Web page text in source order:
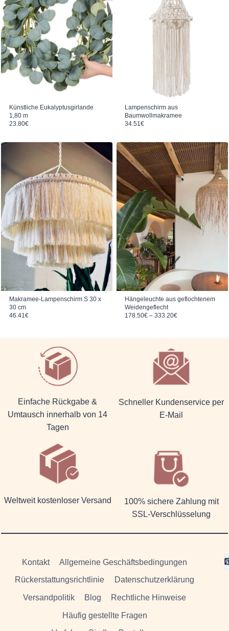
Künstliche Eukalyptusgirlande
1,80 m
23.80€
Lampenschirm aus
Baumwollmakramee
34.51 €
Makramee-Lampenschirm S 30 x
30 cm
46.41€
Hängeleuchte aus geflochtenem
Weidengeflecht
178.50€ – 333.20€Preisspanne: 178.50€ bis 333.20€
Einfache Rückgabe &
Umtausch innerhalb von 14
Tagen
Schneller Kundenservice per
E-Mail
Weltweit kostenloser Versand
100% sichere Zahlung mit
SSL-Verschlüsselung
Kontakt Allgemeine Geschäftsbedingungen
Rückerstattungsrichtlinie Datenschutzerklärung
Versandpolitik Blog Rechtliche Hinweise
Häufig gestellte Fragen